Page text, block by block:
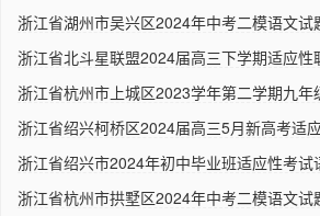
浙江省湖州市吴兴区2024年中考二模语文试
浙江省北斗星联盟2024届高三下学期适应性
浙江省杭州市上城区2023学年第二学期九年
浙江省绍兴柯桥区2024届高三5月新高考适
浙江省绍兴市2024年初中毕业班适应性考试
浙江省杭州市拱墅区2024年中考二模语文试